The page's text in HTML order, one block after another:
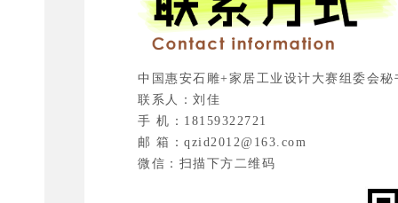
中国惠安石雕+家居工业设计大赛组委会秘
联系人：刘佳
手 机：18159322721
邮 箱：qzid2012@163.com
微信：扫描下方二维码